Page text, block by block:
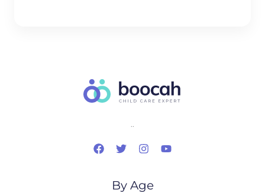
..
By Age